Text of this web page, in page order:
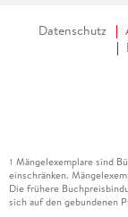
Datenschutz
1 Mängelexemplare sind
einschränken.
Die frühere
sich auf den gebundenen